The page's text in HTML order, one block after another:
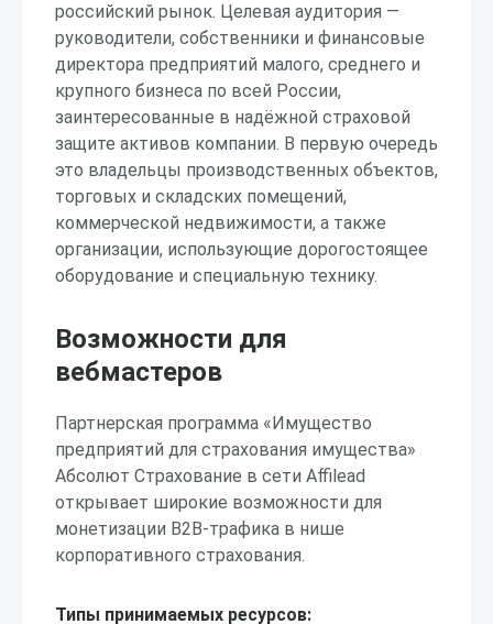
российский рынок. Целевая аудитория —
руководители, собственники и финансовые
директора предприятий малого, среднего и
крупного бизнеса по всей России,
заинтересованные в надёжной страховой
защите активов компании. В первую очередь
это владельцы производственных объектов,
торговых и складских помещений,
коммерческой недвижимости, а также
организации, использующие дорогостоящее
оборудование и специальную технику.
Возможности для
вебмастеров
Партнерская программа «Имущество
предприятий для страхования имущества»
Абсолют Страхование в сети Affilead
открывает широкие возможности для
монетизации B2B-трафика в нише
корпоративного страхования.
Типы принимаемых ресурсов: